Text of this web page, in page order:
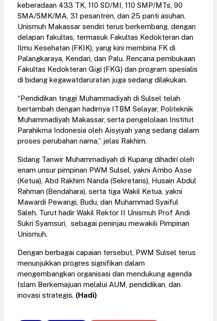
keberadaan 433 TK, 110 SD/MI, 110 SMP/MTs, 90
SMA/SMK/MA, 31 pesantren, dan 25 panti asuhan.
Unismuh Makassar sendiri terus berkembang, dengan
delapan fakultas, termasuk Fakultas Kedokteran dan
Ilmu Kesehatan (FKIK), yang kini membina FK di
Palangkaraya, Kendari, dan Palu. Rencana pembukaan
Fakultas Kedokteran Gigi (FKG) dan program spesialis
di bidang kegawatdaruratan juga sedang dilakukan.
“Pendidikan tinggi Muhammadiyah di Sulsel telah
bertambah dengan hadirnya ITBM Selayar, Politeknik
Muhammadiyah Makassar, serta pengelolaan Institut
Parahikma Indonesia oleh Aisyiyah yang sedang dalam
proses perubahan nama,” jelas Rakhim.
Sidang Tanwir Muhammadiyah di Kupang dihadiri oleh
enam unsur pimpinan PWM Sulsel, yakni Ambo Asse
(Ketua), Abd Rakhim Nanda (Sekretaris), Husain Abdul
Rahman (Bendahara), serta tiga Wakil Ketua, yakni
Mawardi Pewangi, Budu, dan Muhammad Syaiful
Saleh. Turut hadir Wakil Rektor II Unismuh Prof Andi
Sukri Syamsuri, sebagai peninjau mewakili Pimpinan
Unismuh.
Dengan berbagai capaian tersebut, PWM Sulsel terus
menunjukkan progres signifikan dalam
mengembangkan organisasi dan mendukung agenda
Islam Berkemajuan melalui AUM, pendidikan, dan
inovasi strategis. (Hadi)